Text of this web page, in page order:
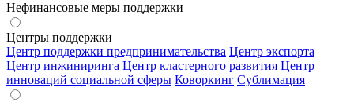
Нефинансовые меры поддержки
Центры поддержки
Центр поддержки предпринимательства Центр экспорта
Центр инжиниринга Центр кластерного развития Центр
инноваций социальной сферы Коворкинг Сублимация